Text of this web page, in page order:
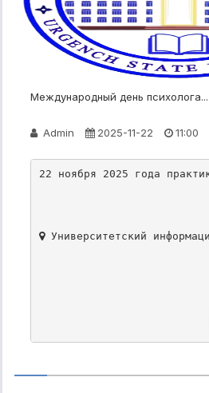
Международный день психолога...
Admin 2025-11-22 11:00
22 ноября 2025 года
Университетский